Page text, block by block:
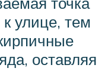
улице, тем
оставляя